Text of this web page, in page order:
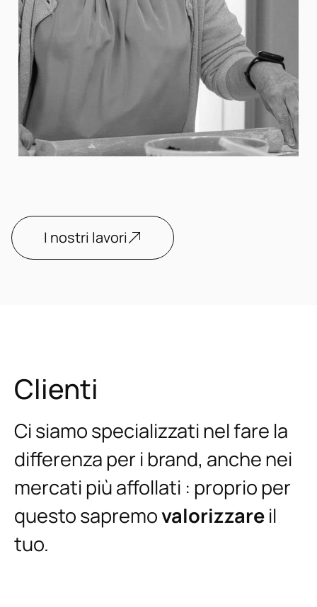
I nostri lavori
Clienti
Ci siamo specializzati nel fare la
differenza per i brand, anche nei
mercati più affollati : proprio per
questo sapremovalorizzareil
tuo.